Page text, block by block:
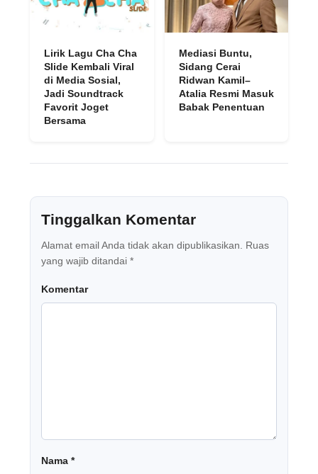
Lirik Lagu Cha Cha
Slide Kembali Viral
di Media Sosial,
Jadi Soundtrack
Favorit Joget
Bersama
Mediasi Buntu,
Sidang Cerai
Ridwan Kamil–
Atalia Resmi Masuk
Babak Penentuan
Tinggalkan Komentar
Alamat email Anda tidak akan dipublikasikan.
Ruas
yang wajib ditandai *
Komentar
Nama *